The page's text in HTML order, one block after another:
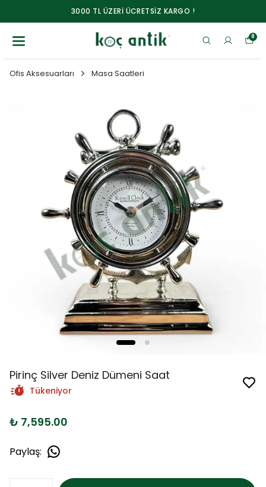
3000 TL ÜZERİ ÜCRETSİZ KARGO !
0
Ofis Aksesuarları Masa Saatleri
Pirinç Silver Deniz Dümeni Saat
Tükeniyor
₺ 7,595.00
Paylaş: